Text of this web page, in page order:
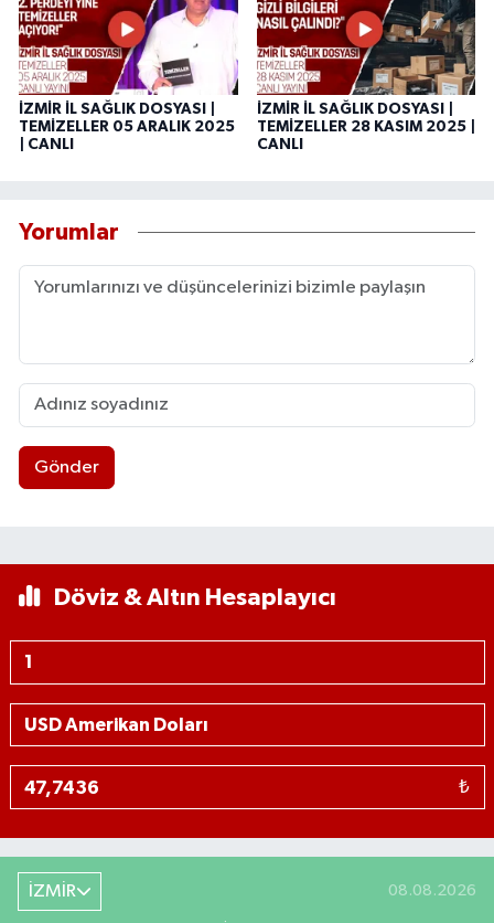
İZMİR İL SAĞLIK DOSYASI |
TEMİZELLER 05 ARALIK 2025
| CANLI
İZMİR İL SAĞLIK DOSYASI |
TEMİZELLER 28 KASIM 2025 |
CANLI
Yorumlar
Gönder
Döviz & Altın Hesaplayıcı
₺
İZMİR 08.08.2026